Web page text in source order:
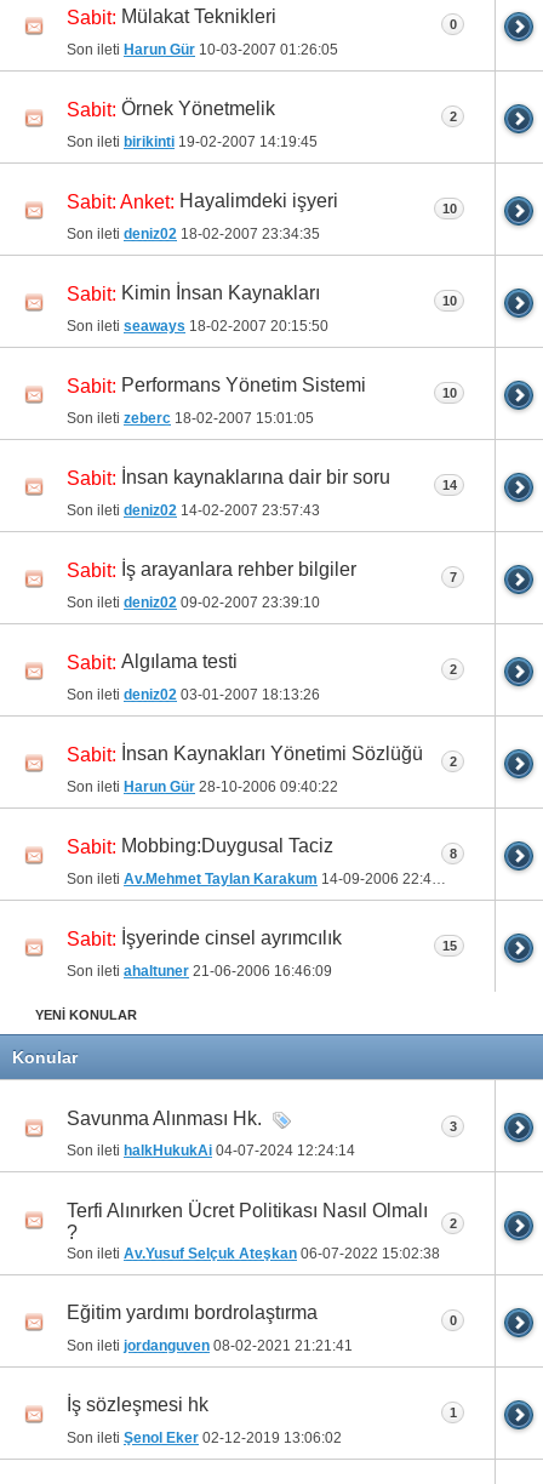
Sabit: Mülakat Teknikleri
Son ileti Harun Gür 10-03-2007 01:26:05
0
Sabit: Örnek Yönetmelik
Son ileti birikinti 19-02-2007 14:19:45
2
Sabit: Anket: Hayalimdeki işyeri
Son ileti deniz02 18-02-2007 23:34:35
10
Sabit: Kimin İnsan Kaynakları
Son ileti seaways 18-02-2007 20:15:50
10
Sabit: Performans Yönetim Sistemi
Son ileti zeberc 18-02-2007 15:01:05
10
Sabit: İnsan kaynaklarına dair bir soru
Son ileti deniz02 14-02-2007 23:57:43
14
Sabit: İş arayanlara rehber bilgiler
Son ileti deniz02 09-02-2007 23:39:10
7
Sabit: Algılama testi
Son ileti deniz02 03-01-2007 18:13:26
2
Sabit: İnsan Kaynakları Yönetimi Sözlüğü
Son ileti Harun Gür 28-10-2006 09:40:22
2
Sabit: Mobbing:Duygusal Taciz
Son ileti Av.Mehmet Taylan Karakum 14-09-2006 22:47:37
8
Sabit: İşyerinde cinsel ayrımcılık
Son ileti ahaltuner 21-06-2006 16:46:09
15
YENİ KONULAR
Konular
Savunma Alınması Hk.
Son ileti halkHukukAi 04-07-2024 12:24:14
3
Terfi Alınırken Ücret Politikası Nasıl Olmalı
?
Son ileti Av.Yusuf Selçuk Ateşkan 06-07-2022 15:02:38
2
Eğitim yardımı bordrolaştırma
Son ileti jordanguven 08-02-2021 21:21:41
0
İş sözleşmesi hk
Son ileti Şenol Eker 02-12-2019 13:06:02
1